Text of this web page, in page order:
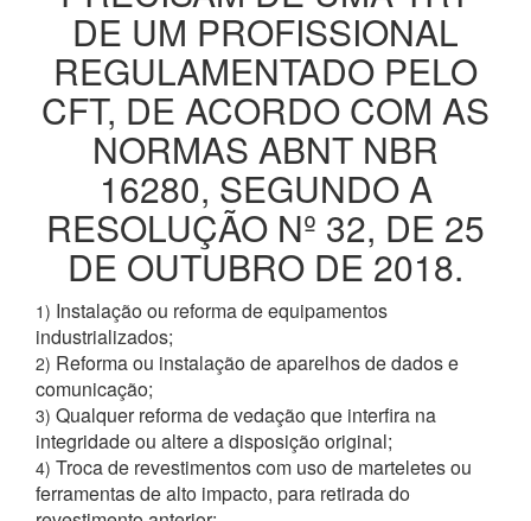
DE UM PROFISSIONAL
REGULAMENTADO PELO
CFT, DE ACORDO COM AS
NORMAS ABNT NBR
16280, SEGUNDO A
RESOLUÇÃO Nº 32, DE 25
DE OUTUBRO DE 2018.
1) Instalação ou reforma de equipamentos
industrializados;
2) Reforma ou instalação de aparelhos de dados e
comunicação;
3) Qualquer reforma de vedação que interfira na
integridade ou altere a disposição original;
4) Troca de revestimentos com uso de marteletes ou
ferramentas de alto impacto, para retirada do